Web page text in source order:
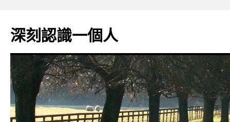
主
要
深刻認識一個人